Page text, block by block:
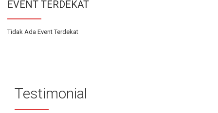
EVENT TERDEKAT
Tidak Ada Event Terdekat
Testimonial